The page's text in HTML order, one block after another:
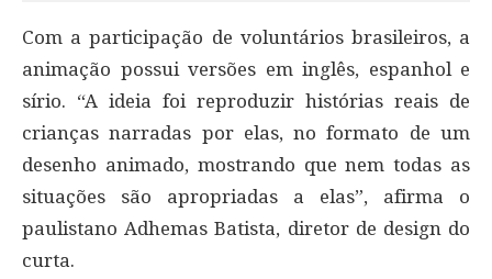
Com a participação de voluntários brasileiros, a
animação possui versões em inglês, espanhol e
sírio. “A ideia foi reproduzir histórias reais de
crianças narradas por elas, no formato de um
desenho animado, mostrando que nem todas as
situações são apropriadas a elas”, afirma o
paulistano Adhemas Batista, diretor de design do
curta.